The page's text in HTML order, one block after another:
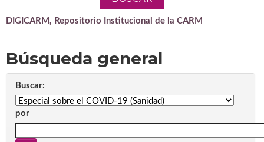
DIGICARM, Repositorio Institucional de la CARM
Búsqueda general
Buscar:
por